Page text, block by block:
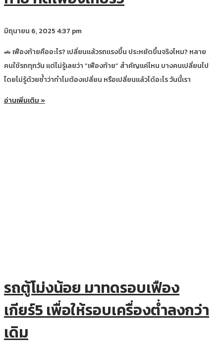
มิถุนายน 6, 20254:37 pm
🚗 เฟืองท้ายคืออะไร? เปลี่ยนแล้วรถแรงขึ้น ประหยัดขึ้นจริงไหม? หลาย
คนใช้รถทุกวัน แต่ไม่รู้เลยว่า “เฟืองท้าย” สำคัญแค่ไหน บางคนเปลี่ยนไป
โดยไม่รู้ด้วยซ้ำว่าทำไมต้องเปลี่ยน หรือเปลี่ยนแล้วได้อะไร วันนี้เรา
อ่านเพิ่มเติม »
รถตู้โม่งน้อย มาทดรอบเฟือง
เกียร์5 เพื่อให้รอบเครื่องต่ำลงกว่า
เดิม